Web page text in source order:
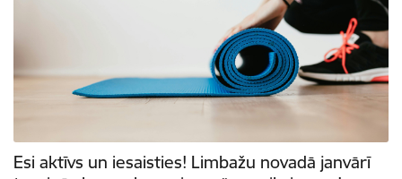
Esi aktīvs un iesaisties! Limbažu novadā janvārī